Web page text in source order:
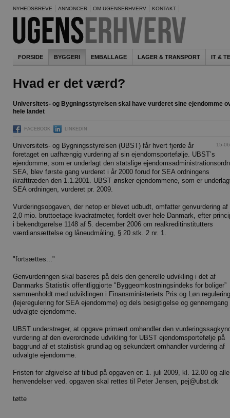
NYHEDSBREVE ANNONCER OM UGENSERHVERV KONTAKT
FORSIDE BYGGERI EMBALLAGE LAGER & TRANSPORT IT &
Hvad er det værd?
Universitets- og Bygningsstyrelsen skal have vurderet sine ejendomme
hele landet
FACEBOOK LINKEDIN
15-
Universitets- og Bygningsstyrelsen (UBST) får hvert fjerde år
foretaget en uafhængig vurdering af sin ejendomsportefølje. UBST’s
ejendomme, som er underlagt den statslige
SEA, blev første gang vurderet i år 2000 forud for SEA ordningens
ikrafttræden den 1.1.2001. UBST ønsker ejendommene, som er
SEA ordningen, vurderet pr. 2009.
Vurderingsopgaven, der netop er blevet udbudt, omfatter genvurdering af
2,0 mio. bruttoetage kvadratmeter, fordelt over hele Danmark, efter
i bekendtgørelse 1148 af 5. december 2006 om realkreditinstitutters
værdiansættelse og låneudmåling, § 20 stk. 2 nr. 1.
"fortsættes..."
Genvurderingen skal baseres på dels den generelle udvikling i det af
Danmarks Statistik offentliggjorte "Byggeomkostningsindeks for boliger”
sammenholdt med udviklingen i Finansministeriets Pris og Løn regulering
(lejeregulering for SEA ejendomme) og dels besigtigelse og gennemgang
udvalgte ejendomme.
UBST understreger, at opgave primært omhandler den
vurdering af den overordnede udvikling for UBST ejendomsportefølje på
baggrund af et statistisk grundlag og sekundært omhandler vurdering af
udvalgte ejendomme.
Fristen for afgivelse af tilbud på opgaven er: 1. juli 2009, kl. 12.00 og alle
henvendelser ved. opgaven skal rettes til Peter Jensen, pej@ubst.dk
tøtte